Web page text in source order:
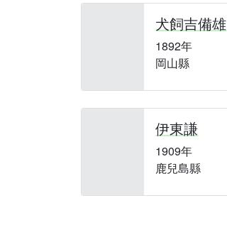
犬飼吉備雄
1892年
岡山縣
伊東謙
1909年
鹿兒島縣